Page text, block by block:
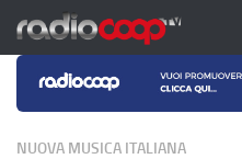
Salta al contenuto
NUOVA MUSICA ITALIANA